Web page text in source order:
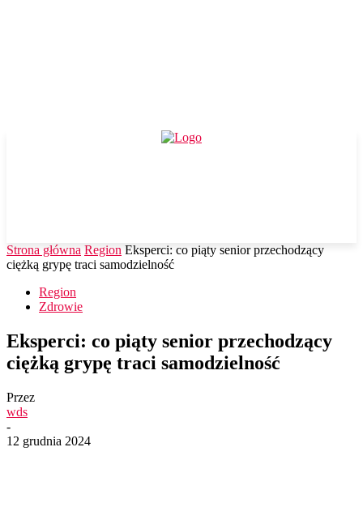
Strona główna Region Eksperci: co piąty senior przechodzący
ciężką grypę traci samodzielność
Region
Zdrowie
Eksperci: co piąty senior przechodzący
ciężką grypę traci samodzielność
Przez
wds
-
12 grudnia 2024